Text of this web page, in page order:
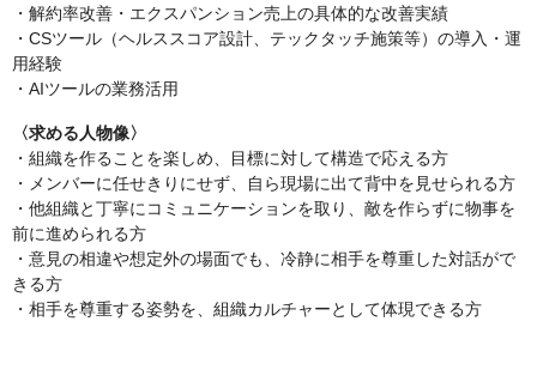
・解約率改善・エクスパンション売上の具体的な改善実績
・CSツール（ヘルススコア設計、テックタッチ施策等）の導入・運
用経験
・AIツールの業務活用
〈求める人物像〉
・組織を作ることを楽しめ、目標に対して構造で応える方
・メンバーに任せきりにせず、自ら現場に出て背中を見せられる方
・他組織と丁寧にコミュニケーションを取り、敵を作らずに物事を
前に進められる方
・意見の相違や想定外の場面でも、冷静に相手を尊重した対話がで
きる方
・相手を尊重する姿勢を、組織カルチャーとして体現できる方